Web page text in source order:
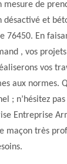
mesure de
désactivé et
76450. En
, vos
vos
aux normes.
; n’hésitez
Entreprise
maçon très